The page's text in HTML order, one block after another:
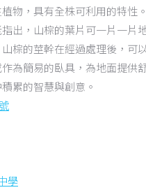
物，具有全株可利用的特性
出，山棕的葉片可一片一
棕的莖幹在經過處理後，可
為簡易的臥具，為地面提供
累的智慧與創意。
學